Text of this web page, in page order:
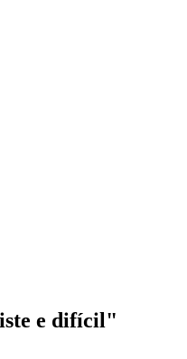
e difícil"